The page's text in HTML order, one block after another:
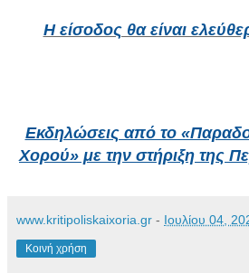
Η είσοδος θα είναι
Εκδηλώσεις από το
Χορού» με την στήριξη της
www.kritipoliskaixoria.gr - Ιουλίου 04,
Κοινή χρήση